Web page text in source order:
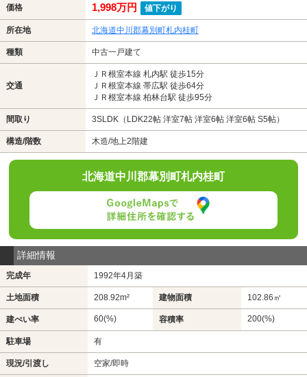
価格 1,998万円 値下がり
所在地 北海道中川郡幕別町札内桂町
種類 中古一戸建て
交通
ＪＲ根室本線 札内駅 徒歩15分
ＪＲ根室本線 帯広駅 徒歩64分
ＪＲ根室本線 柏林台駅 徒歩95分
間取り 3SLDK（LDK22帖 洋室7帖 洋室6帖 洋室6帖 S5帖）
構造/階数 木造/地上2階建
北海道中川郡幕別町札内桂町
詳細情報
完成年 1992年4月築
土地面積 208.92m² 建物面積 102.86㎡
建ぺい率 60(%) 容積率 200(%)
駐車場 有
現況/引渡し 空家/即時